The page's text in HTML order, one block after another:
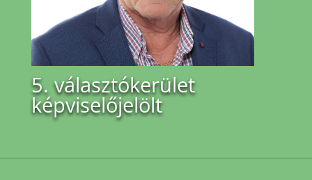
5. választókerület
képviselőjelölt